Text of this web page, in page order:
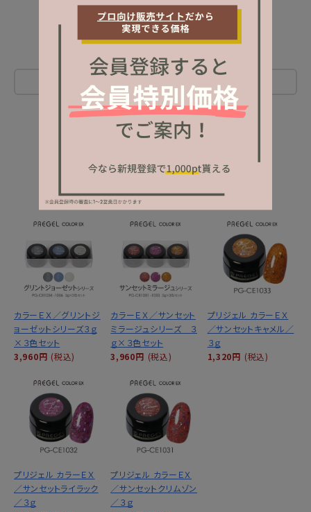
レビューを書く
カラーＥＸ／グリントジ
ョーゼットシリーズ３ｇ
×３色セット
3,960円 (税込)
カラーＥＸ／サンセット
ミラージュシリーズ ３
ｇ×３色セット
3,960円 (税込)
プリジェル カラーＥＸ
／サンセットキャメル／
３ｇ
1,320円 (税込)
プリジェル カラーＥＸ
／サンセットライラック
／３ｇ
プリジェル カラーＥＸ
／サンセットクリムゾン
／３ｇ